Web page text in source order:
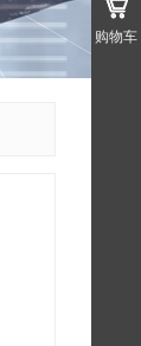
购物车